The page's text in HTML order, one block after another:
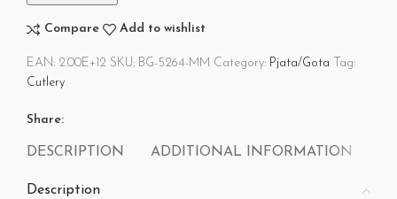
Compare Add to wishlist
EAN: 2.00E+12 SKU: BG-5264-MM Category: Pjata/Gota
Tag:
Cutlery
Share:
DESCRIPTION ADDITIONAL INFORMATION
Description